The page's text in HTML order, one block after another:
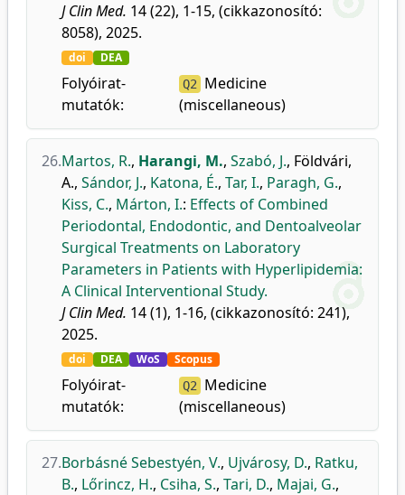
J Clin Med. 14 (22), 1-15, (cikkazonosító:
8058), 2025.
doi DEA
Folyóirat-
mutatók:
Q2
Medicine
(miscellaneous)
26.Martos, R., Harangi, M., Szabó, J., Földvári,
A., Sándor, J., Katona, É., Tar, I., Paragh, G.,
Kiss, C., Márton, I.: Effects of Combined
Periodontal, Endodontic, and Dentoalveolar
Surgical Treatments on Laboratory
Parameters in Patients with Hyperlipidemia:
A Clinical Interventional Study.
J Clin Med. 14 (1), 1-16, (cikkazonosító: 241),
2025.
doi DEA WoS Scopus
Folyóirat-
mutatók:
Q2
Medicine
(miscellaneous)
27.Borbásné Sebestyén, V., Ujvárosy, D., Ratku,
B., Lőrincz, H., Csiha, S., Tari, D., Majai, G.,